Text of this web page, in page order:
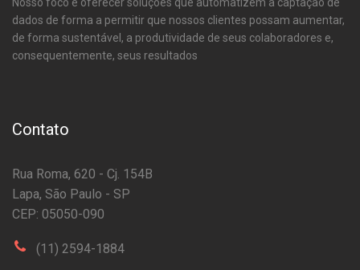
dados de forma a permitir que nossos clientes possam aumentar,
de forma sustentável, a produtividade de seus colaboradores e,
consequentemente, seus resultados
Contato
Rua Roma, 620 - Cj. 154B
Lapa, São Paulo - SP
CEP: 05050-090
(11) 2594-1884